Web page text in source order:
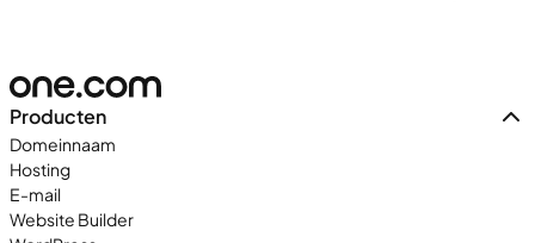
Producten
Domeinnaam
Hosting
E-mail
Website Builder